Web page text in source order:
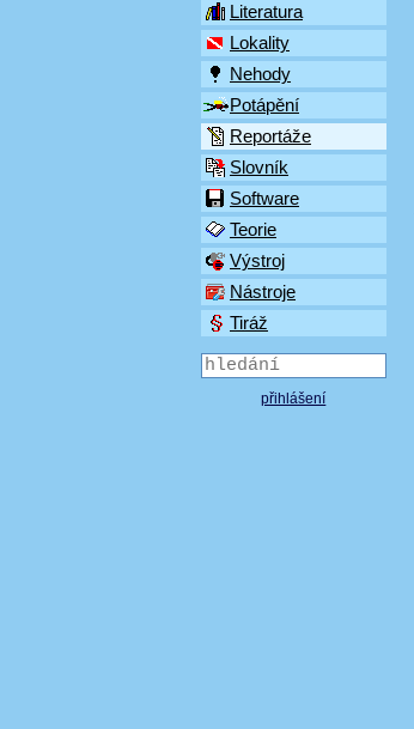
Literatura
Lokality
Nehody
Potápění
Reportáže
Slovník
Software
Teorie
Výstroj
Nástroje
Tiráž
přihlášení